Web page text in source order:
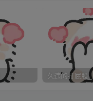
，妹妹似乎也有点感觉
PP已经明显能感觉到有些
（后来知道似乎不是）
久违的打屁股_